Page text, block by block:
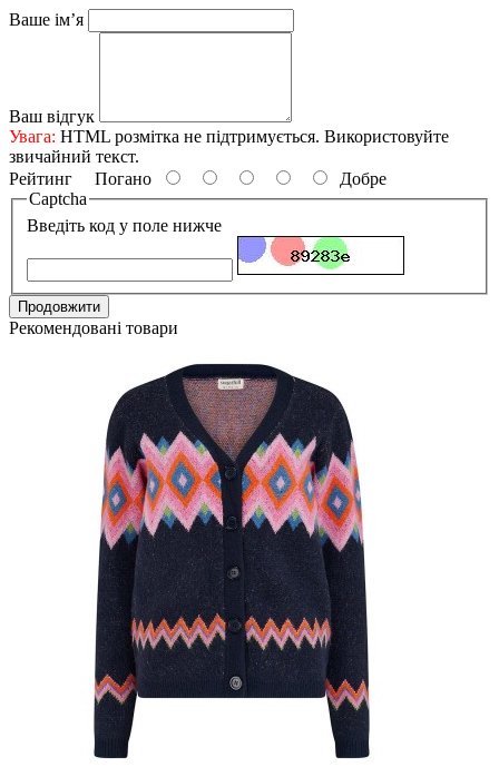
Ваше ім’я
Ваш відгук
Увага: HTML розмітка не підтримується. Використовуйте
звичайний текст.
Рейтинг Погано
Добре
Captcha
Введіть код у поле нижче
Продовжити
Рекомендовані товари